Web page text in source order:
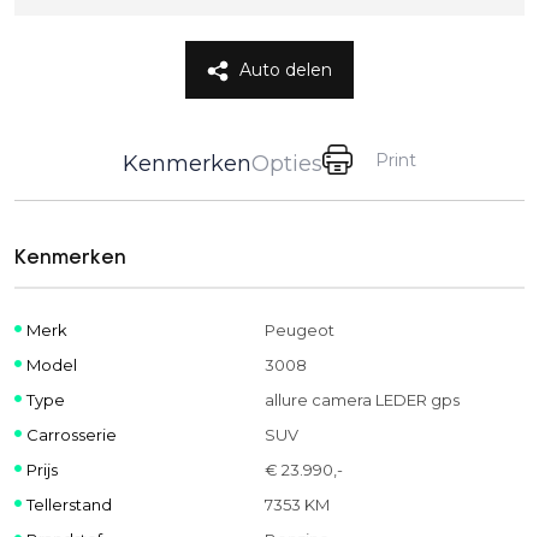
Auto delen
KenmerkenOpties Print
Kenmerken
Merk
Peugeot
Model
3008
Type
allure camera LEDER gps
Carrosserie
SUV
Prijs
€ 23.990,-
Tellerstand
7353 KM